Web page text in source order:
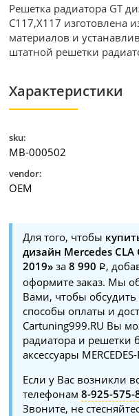
Решетка радиатора GT
C117,X117 изготовлена
материалов и
штатной решетки
Характеристики
sku:
MB-000502
vendor:
OEM
Для того, чтобы
дизайн Mercedes CLA
2019» за8 990
,
оформите заказ. Мы
Вами, чтобы
способы оплаты и
Cartuning999.RU Вы
радиатора и решетки
аксессуары
Если у Вас возникли
телефонам8-925-575-
Звоните, не